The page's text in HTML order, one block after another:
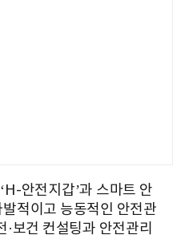
안전지갑’과 스마트 안
적이고 능동적인 안전관
보건 컨설팅과 안전관리